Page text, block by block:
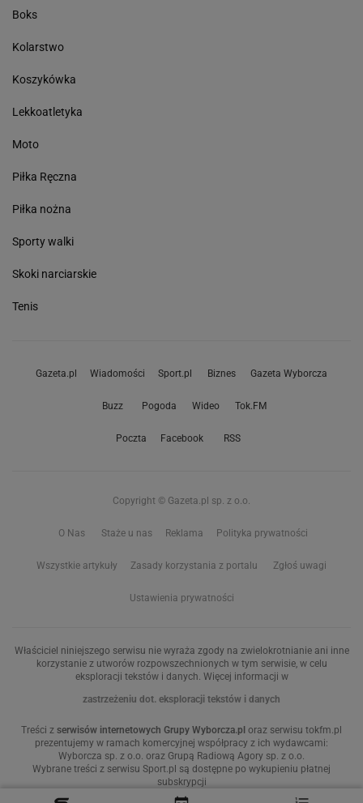
Boks
Kolarstwo
Koszykówka
Lekkoatletyka
Moto
Piłka Ręczna
Piłka nożna
Sporty walki
Skoki narciarskie
Tenis
Gazeta.pl Wiadomości Sport.pl Biznes Gazeta Wyborcza
Buzz Pogoda Wideo Tok.FM
Poczta Facebook RSS
Copyright © Gazeta.pl sp. z o.o.
O Nas Staże u nas Reklama Polityka prywatności
Wszystkie artykuły Zasady korzystania z portalu Zgłoś uwagi
Ustawienia prywatności
Właściciel niniejszego serwisu nie wyraża zgody na zwielokrotnianie ani inne
korzystanie z utworów rozpowszechnionych w tym serwisie, w celu
eksploracji tekstów i danych. Więcej informacji w
zastrzeżeniu dot. eksploracji tekstów i danych
Treści z serwisów internetowych Grupy Wyborcza.pl oraz serwisu tokfm.pl
prezentujemy w ramach komercyjnej współpracy z ich wydawcami:
Wyborcza sp. z o.o. oraz Grupą Radiową Agory sp. z o.o.
Wybrane treści z serwisu Sport.pl są dostępne po wykupieniu płatnej
subskrypcji